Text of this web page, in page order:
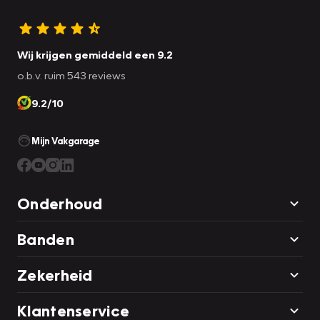
Wij krijgen gemiddeld een 9.2
o.b.v. ruim 543 reviews
9.2/10
Mijn Vakgarage
Onderhoud
Banden
Zekerheid
Klantenservice